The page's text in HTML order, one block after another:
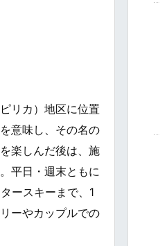
リカ）地区に位置
意味し、その名の
楽しんだ後は、施
平日・週末ともに
ースキーまで、1
ーやカップルでの